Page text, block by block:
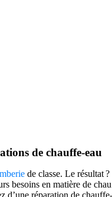
de chauffe-eau
de classe. Le résultat
besoins en matière de